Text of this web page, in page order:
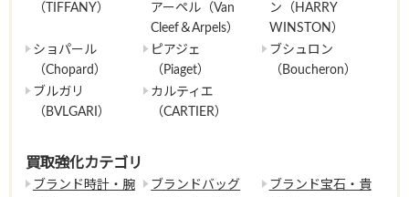
（TIFFANY）
アーペル（Van
Cleef＆Arpels）
ン（HARRY
WINSTON）
ショパール
（Chopard）
ピアジェ
（Piaget）
ブシュロン
（Boucheron）
ブルガリ
（BVLGARI）
カルティエ
（CARTIER）
買取強化カテゴリ
ブランド時計・腕
ブランドバッグ
ブランド宝石・貴